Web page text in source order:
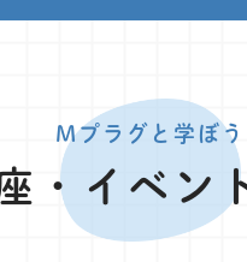
Mプラグと学ぼう
・イベン